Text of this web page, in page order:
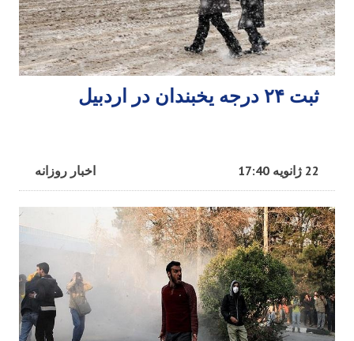
ثبت ۲۴ درجه یخبندان در اردبیل
اخبار روزانه 22 ژانویه 17:40